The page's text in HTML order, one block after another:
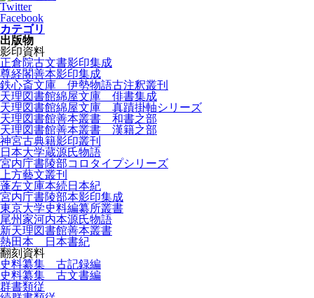
Twitter
Facebook
カテゴリ
出版物
影印資料
正倉院古文書影印集成
尊経閣善本影印集成
鉄心斎文庫 伊勢物語古注釈叢刊
天理図書館綿屋文庫 俳書集成
天理図書館綿屋文庫 真蹟掛軸シリーズ
天理図書館善本叢書 和書之部
天理図書館善本叢書 漢籍之部
神宮古典籍影印叢刊
日本大学蔵源氏物語
宮内庁書陵部コロタイプシリーズ
上方藝文叢刊
蓬左文庫本続日本紀
宮内庁書陵部本影印集成
東京大学史料編纂所叢書
尾州家河内本源氏物語
新天理図書館善本叢書
熱田本 日本書紀
翻刻資料
史料纂集 古記録編
史料纂集 古文書編
群書類従